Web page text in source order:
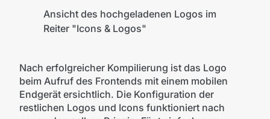
Ansicht des hochgeladenen Logos im
Reiter "Icons & Logos"
Nach erfolgreicher Kompilierung ist das Logo
beim Aufruf des Frontends mit einem mobilen
Endgerät ersichtlich. Die Konfiguration der
restlichen Logos und Icons funktioniert nach